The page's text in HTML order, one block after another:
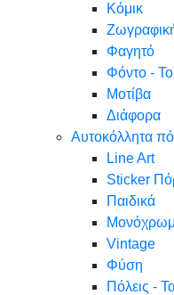
Κόμικ
Φαγητό
Φόντο -
Μοτίβα
Διάφορα
Αυτοκόλλητα
Line Art
Sticker
Παιδικά
Vintage
Φύση
Πόλεις -